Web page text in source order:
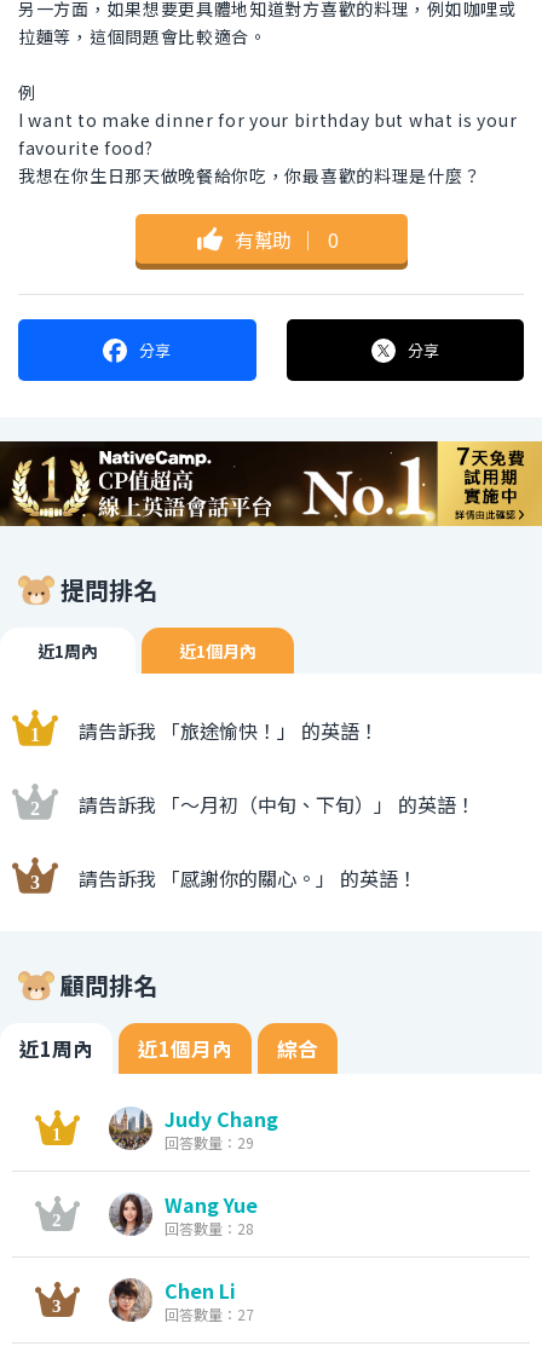
另一方面，如果想要更具體地知道對方喜歡的料理，例如咖哩或
拉麵等，這個問題會比較適合。
例
I want to make dinner for your birthday but what is your
favourite food?
我想在你生日那天做晚餐給你吃，你最喜歡的料理是什麼？
有幫助 ｜ 0
分享 分享
提問排名
近1周內 近1個月內
請告訴我 「旅途愉快！」 的英語！
請告訴我 「〜月初（中旬、下旬）」 的英語！
請告訴我 「感謝你的關心。」 的英語！
顧問排名
近1周內 近1個月內 綜合
Judy Chang
回答數量：29
Wang Yue
回答數量：28
Chen Li
回答數量：27